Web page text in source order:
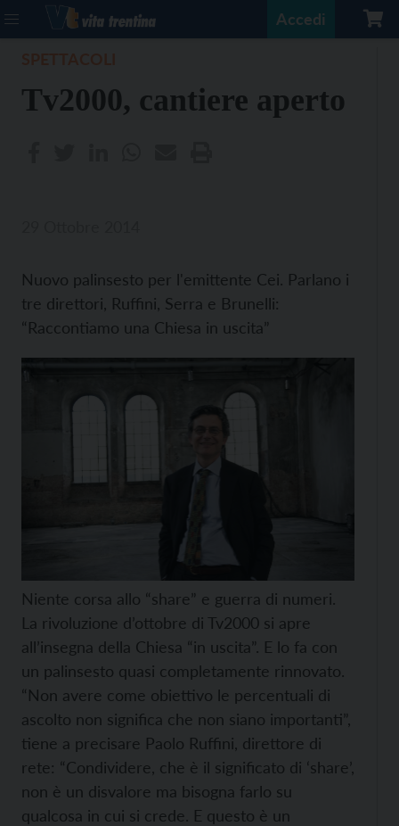
Accedi
Tv2000, cantiere aperto
Nuovo palinsesto per l'emittente Cei. Parlano i
tre direttori, Ruffini, Serra e Brunelli:
“Raccontiamo una Chiesa in uscita”
Niente corsa allo “share” e guerra di numeri.
La rivoluzione d’ottobre di Tv2000 si apre
all’insegna della Chiesa “in uscita”. E lo fa con
un palinsesto quasi completamente rinnovato.
“Non avere come obiettivo le percentuali di
ascolto non significa che non siano importanti”,
tiene a precisare Paolo Ruffini, direttore di
rete: “Condividere, che è il significato di ‘share’,
non è un disvalore ma bisogna farlo su
qualcosa in cui si crede. E questo è un